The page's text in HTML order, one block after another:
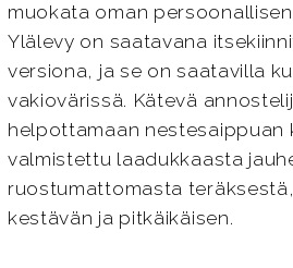
muokata oman
Ylälevy on saatavana
versiona, ja se on saatavilla
vakiovärissä. Kätevä
helpottamaan nestesaippuan
valmistettu laadukkaasta
ruostumattomasta
kestävän ja pitkäikäisen.